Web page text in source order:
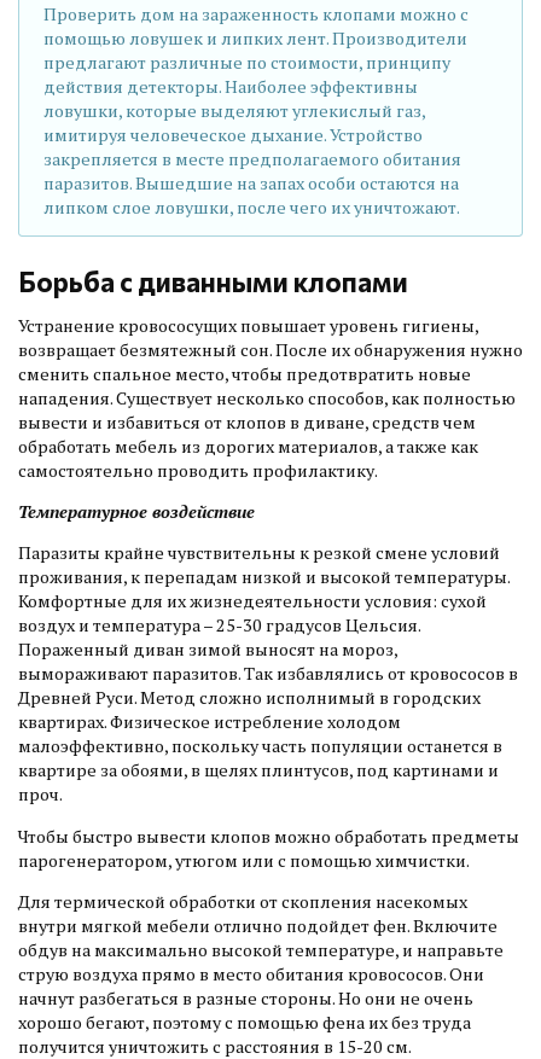
Проверить дом на зараженность клопами можно с
помощью ловушек и липких лент. Производители
предлагают различные по стоимости, принципу
действия детекторы. Наиболее эффективны
ловушки, которые выделяют углекислый газ,
имитируя человеческое дыхание. Устройство
закрепляется в месте предполагаемого обитания
паразитов. Вышедшие на запах особи остаются на
липком слое ловушки, после чего их уничтожают.
Борьба с диванными клопами
Устранение кровососущих повышает уровень гигиены,
возвращает безмятежный сон. После их обнаружения нужно
сменить спальное место, чтобы предотвратить новые
нападения. Существует несколько способов, как полностью
вывести и избавиться от клопов в диване, средств чем
обработать мебель из дорогих материалов, а также как
самостоятельно проводить профилактику.
Температурное воздействие
Паразиты крайне чувствительны к резкой смене условий
проживания, к перепадам низкой и высокой температуры.
Комфортные для их жизнедеятельности условия: сухой
воздух и температура – 25-30 градусов Цельсия.
Пораженный диван зимой выносят на мороз,
вымораживают паразитов. Так избавлялись от кровососов в
Древней Руси. Метод сложно исполнимый в городских
квартирах. Физическое истребление холодом
малоэффективно, поскольку часть популяции останется в
квартире за обоями, в щелях плинтусов, под картинами и
проч.
Чтобы быстро вывести клопов можно обработать предметы
парогенератором, утюгом или с помощью химчистки.
Для термической обработки от скопления насекомых
внутри мягкой мебели отлично подойдет фен. Включите
обдув на максимально высокой температуре, и направьте
струю воздуха прямо в место обитания кровососов. Они
начнут разбегаться в разные стороны. Но они не очень
хорошо бегают, поэтому с помощью фена их без труда
получится уничтожить с расстояния в 15-20 см.